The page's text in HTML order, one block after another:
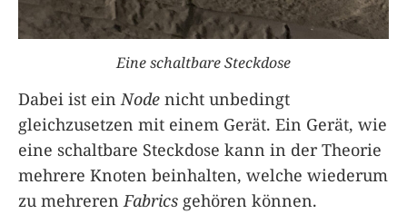
Eine schaltbare Steckdose
Dabei ist einNode nicht unbedingt
gleichzusetzen mit einem Gerät. Ein Gerät, wie
eine schaltbare Steckdose kann in der Theorie
mehrere Knoten beinhalten, welche wiederum
zu mehrerenFabrics gehören können.